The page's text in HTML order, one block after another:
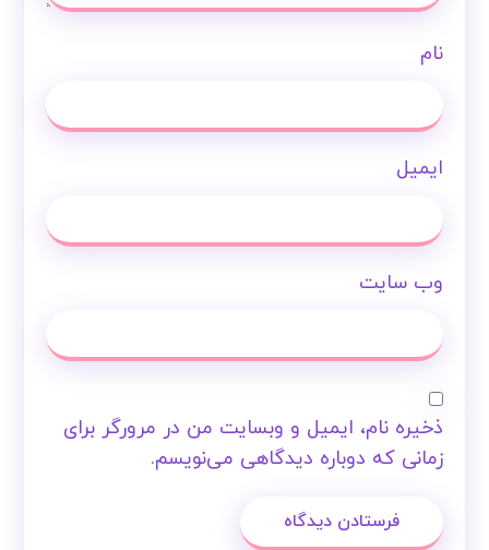
نام
ایمیل
وب‌ سایت
ذخیره نام، ایمیل و وبسایت من در مرورگر برای
زمانی که دوباره دیدگاهی می‌نویسم.
فرستادن دیدگاه